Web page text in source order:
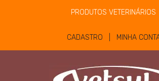
PRODUTOS VETERINÁRIOS
CADASTRO | MINHA